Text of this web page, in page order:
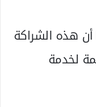
أن هذه الشراكة
لخدمة